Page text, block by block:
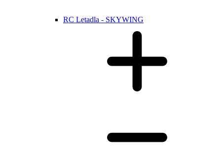
RC Letadla - SKYWING